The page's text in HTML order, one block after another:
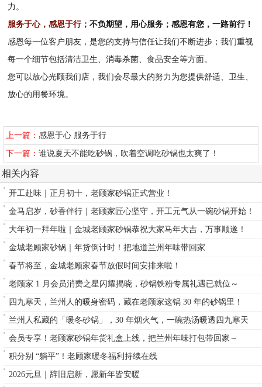
力。
服务于心，感恩于行；不负期望，用心服务；感恩有您，一路前行！
感恩每一位客户朋友，是您的支持与信任让我们不断进步；我们重视
每一个细节包括清洁卫生、消毒杀菌、食品安全等方面。
您可以放心光顾我们店，我们会尽最大的努力为您提供舒适、卫生、
放心的用餐环境。
上一篇：感恩于心 服务于行
下一篇：谁说夏天不能吃砂锅，吹着空调吃砂锅也太爽了！
相关内容
开工赴味｜正月初十，老顾家砂锅正式营业！
金马启岁，砂香伴行｜老顾家匠心坚守，开工元气从一碗砂锅开始！
大年初一拜年啦｜金城老顾家砂锅恭祝大家马年大吉，万事顺遂！
金城老顾家砂锅｜年货倒计时！把地道兰州年味带回家
春节将至，金城老顾家春节放假时间安排来啦！
老顾家 1 月会员消费之星闪耀揭晓，砂锅铁粉专属礼遇已就位～
四九寒天，兰州人的暖身密码，藏在老顾家这锅 30 年的砂锅里！
兰州人私藏的「暖冬砂锅」，30 年烟火气，一碗热汤暖透四九寒天
会员专享！老顾家砂锅年货礼盒上线，把兰州年味打包带回家～
积分别 “躺平”！老顾家暖冬福利持续在线
2026元旦｜辞旧启新，愿新年皆安暖